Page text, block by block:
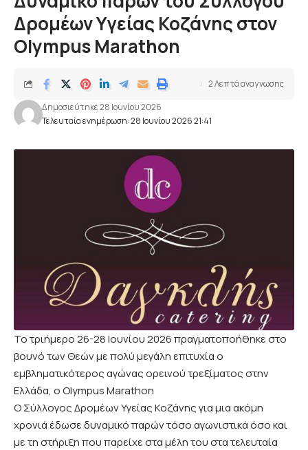
Δρομέων Υγείας Κοζάνης στον
Olympus Marathon
Τελευταία ενημέρωση: 28 Ιουνίου 2026 21:41
Δημοσιεύτηκε 28 Ιουνίου 2026
2 Λεπτά αναγνωσης
Το τριήμερο 26-28 Ιουνίου 2026 πραγματοποήθηκε στο
βουνό των Θεών με πολύ μεγάλη επιτυχία ο
εμβληματικότερος αγώνας ορεινού τρεξίματος στην
Ελλάδα, ο Olympus Marathon
O Σύλλογος Δρομέων Υγείας Κοζάνης για μια ακόμη
χρονιά έδωσε δυναμικό παρών τόσο αγωνιστικά όσο και
με τη στήριξη που παρείχε στα μέλη του στα τελευταία